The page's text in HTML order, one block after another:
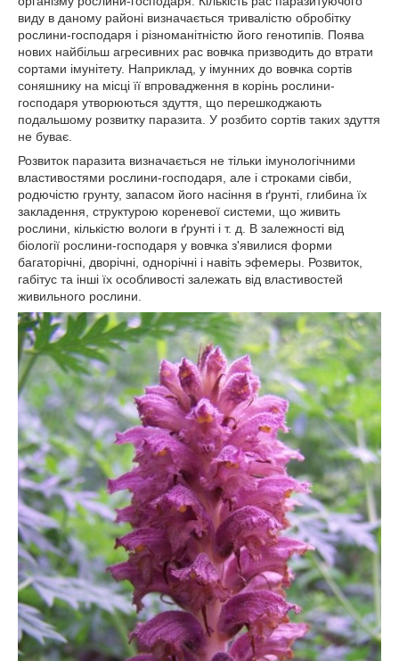
виду в даному районі визначається тривалістю обробітку
рослини-господаря і різноманітністю його генотипів. Поява
нових найбільш агресивних рас вовчка призводить до втрати
сортами імунітету. Наприклад, у імунних до вовчка сортів
соняшнику на місці її впровадження в корінь рослини-
господаря утворюються здуття, що перешкоджають
подальшому розвитку паразита. У розбито сортів таких здуття
не буває.
Розвиток паразита визначається не тільки імунологічними
властивостями рослини-господаря, але і строками сівби,
родючістю грунту, запасом його насіння в ґрунті, глибина їх
закладення, структурою кореневої системи, що живить
рослини, кількістю вологи в ґрунті і т. д. В залежності від
біології рослини-господаря у вовчка з'явилися форми
багаторічні, дворічні, однорічні і навіть эфемеры. Розвиток,
габітус та інші їх особливості залежать від властивостей
живильного рослини.